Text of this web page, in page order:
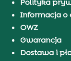
Polityka
Informacja o
OWZ
Gwarancja
Dostawa i